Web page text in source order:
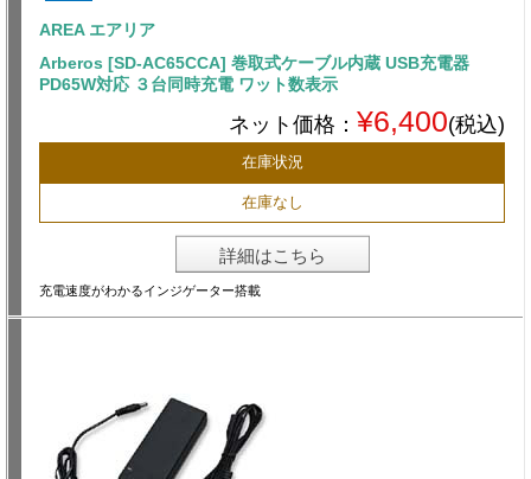
AREA エアリア
Arberos [SD-AC65CCA] 巻取式ケーブル内蔵 USB充電器
PD65W対応 ３台同時充電 ワット数表示
ネット価格： ¥6,400(税込)
在庫状況
在庫なし
詳細はこちら
充電速度がわかるインジゲーター搭載